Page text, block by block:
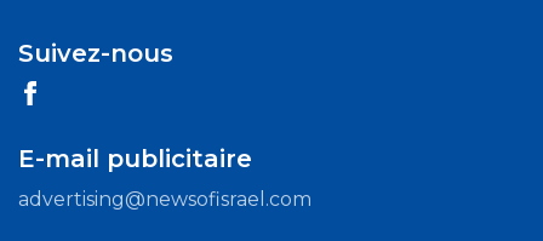
Suivez-nous
E-mail publicitaire
advertising@newsofisrael.com